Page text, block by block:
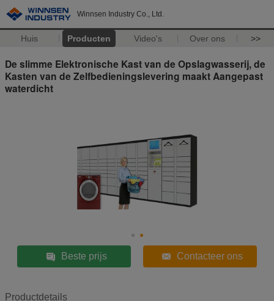
Winnsen Industry Co., Ltd.
Huis Producten Video's Over ons >>
De slimme Elektronische Kast van de Opslagwasserij, de
Kasten van de Zelfbedieningslevering maakt Aangepast
waterdicht
Beste prijs Contacteer ons
Productdetails